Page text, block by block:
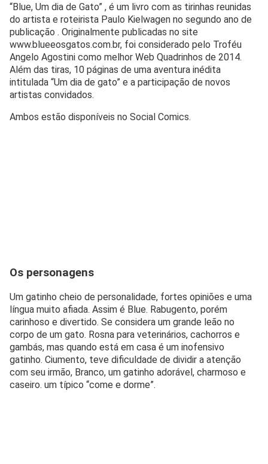
“Blue, Um dia de Gato” , é um livro com as tirinhas reunidas
do artista e roteirista Paulo Kielwagen no segundo ano de
publicação . Originalmente publicadas no site
www.blueeosgatos.com.br, foi considerado pelo Troféu
Angelo Agostini como melhor Web Quadrinhos de 2014.
Além das tiras, 10 páginas de uma aventura inédita
intitulada “Um dia de gato” e a participação de novos
artistas convidados.
Ambos estão disponíveis no Social Comics.
Os personagens
Um gatinho cheio de personalidade, fortes opiniões e uma
língua muito afiada. Assim é Blue. Rabugento, porém
carinhoso e divertido. Se considera um grande leão no
corpo de um gato. Rosna para veterinários, cachorros e
gambás, mas quando está em casa é um inofensivo
gatinho. Ciumento, teve dificuldade de dividir a atenção
com seu irmão, Branco, um gatinho adorável, charmoso e
caseiro. um típico “come e dorme”.